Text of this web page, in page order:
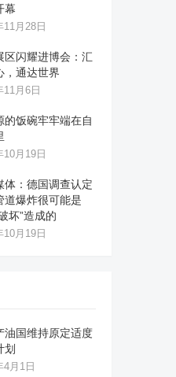
幕
11月28日
区闪耀进博会：汇
，通达世界
11月6日
的饭碗牢牢端在自
10月19日
体：德国调查认定
道爆炸很可能是
坏”造成的
10月19日
油国维持原定适度
划
4月1日